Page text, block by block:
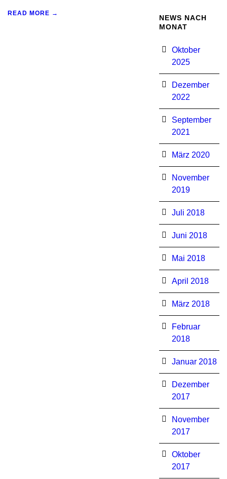
READ MORE →
NEWS NACH
MONAT
Oktober
2025
Dezember
2022
September
2021
März 2020
November
2019
Juli 2018
Juni 2018
Mai 2018
April 2018
März 2018
Februar
2018
Januar 2018
Dezember
2017
November
2017
Oktober
2017